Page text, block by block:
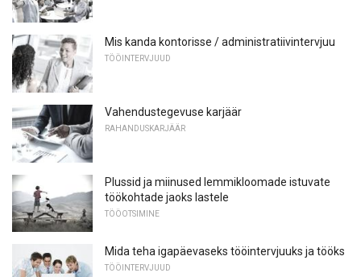
Mis kanda kontorisse / administratiivintervjuu
TÖÖINTERVJUUD
Vahendustegevuse karjäär
RAHANDUSKARJÄÄR
Plussid ja miinused lemmikloomade istuvate
töökohtade jaoks lastele
TÖÖOTSIMINE
Mida teha igapäevaseks tööintervjuuks ja tööks
TÖÖINTERVJUUD